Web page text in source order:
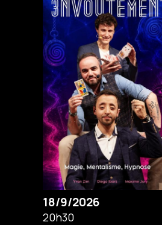
18/9/2026
20h30